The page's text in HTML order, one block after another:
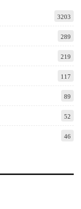
3203
289
219
117
89
52
46